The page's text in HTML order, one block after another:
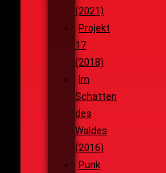
(2021)
Projekt
17
(2018)
Im
Schatten
des
Waldes
(2016)
Punk